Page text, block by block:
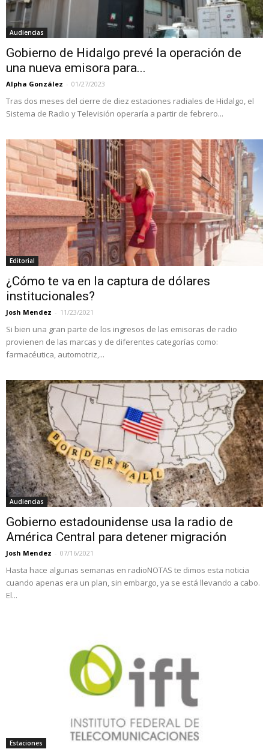
Audiencias
Gobierno de Hidalgo prevé la operación de
una nueva emisora para...
Alpha González - 01/27/2023
Tras dos meses del cierre de diez estaciones radiales de Hidalgo, el
Sistema de Radio y Televisión operaría a partir de febrero...
Editorial
¿Cómo te va en la captura de dólares
institucionales?
Josh Mendez - 11/23/2021
Si bien una gran parte de los ingresos de las emisoras de radio
provienen de las marcas y de diferentes categorías como:
farmacéutica, automotriz,...
Audiencias
Gobierno estadounidense usa la radio de
América Central para detener migración
Josh Mendez - 07/16/2021
Hasta hace algunas semanas en radioNOTAS te dimos esta noticia
cuando apenas era un plan, sin embargo, ya se está llevando a cabo.
El...
Estaciones